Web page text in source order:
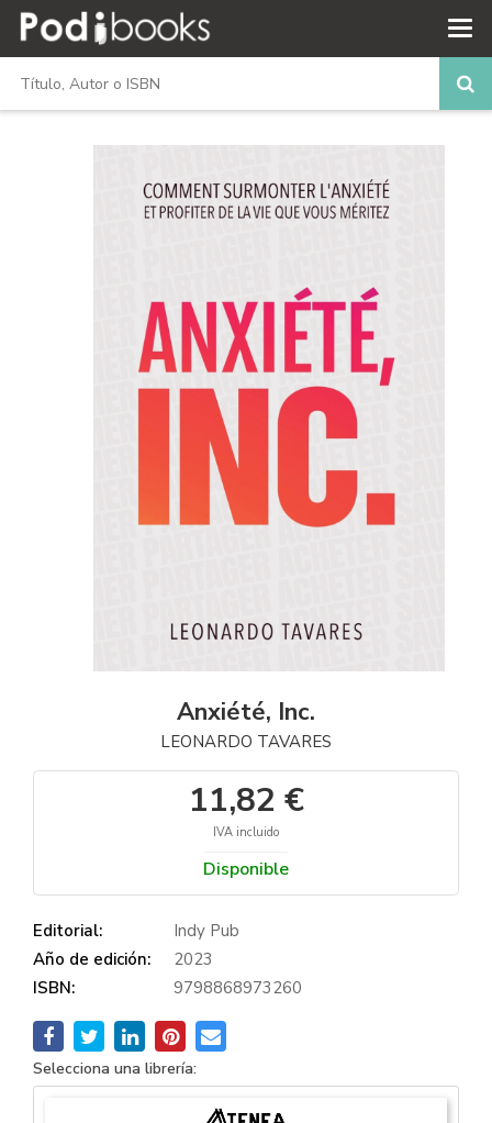
Anxiété, Inc.
LEONARDO TAVARES
11,82 €
IVA incluido
Disponible
Editorial:
Indy Pub
Año de edición:
2023
ISBN:
9798868973260
Selecciona una librería: